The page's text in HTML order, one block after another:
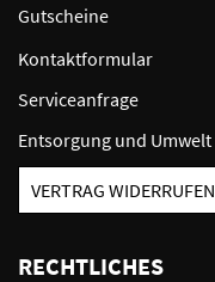
Gutscheine
Kontaktformular
Serviceanfrage
Entsorgung und Umwelt
VERTRAG WIDERRUFEN
RECHTLICHES